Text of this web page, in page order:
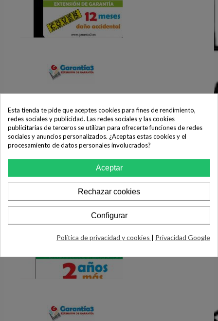
(Tope 250 Eur)
36,91 €
COMPRAR
Esta tienda te pide que aceptes cookies para fines de rendimiento,
redes sociales y publicidad. Las redes sociales y las cookies
publicitarias de terceros se utilizan para ofrecerte funciones de redes
sociales y anuncios personalizados. ¿Aceptas estas cookies y el
procesamiento de datos personales involucrados?
Aceptar
Rechazar cookies
Configurar
Política de privacidad y cookies | Privacidad Google